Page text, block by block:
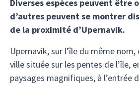
Diverses espèces peuvent être
d’autres peuvent se montrer
de la proximité d’Upernavik.
Upernavik, sur l’île du même
ville située sur les pentes de l’île,
paysages magnifiques, à l’entrée